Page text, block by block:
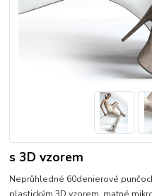
s 3D vzorem
Neprůhledné 60denierové
plastickým 3D vzorem, matné